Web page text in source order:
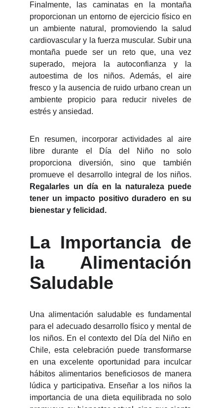
Finalmente, las caminatas en la montaña
proporcionan un entorno de ejercicio físico en
un ambiente natural, promoviendo la salud
cardiovascular y la fuerza muscular. Subir una
montaña puede ser un reto que, una vez
superado, mejora la autoconfianza y la
autoestima de los niños. Además, el aire
fresco y la ausencia de ruido urbano crean un
ambiente propicio para reducir niveles de
estrés y ansiedad.
En resumen, incorporar actividades al aire
libre durante el Día del Niño no solo
proporciona diversión, sino que también
promueve el desarrollo integral de los niños.
Regalarles un día en la naturaleza puede
tener un impacto positivo duradero en su
bienestar y felicidad.
La Importancia de
la Alimentación
Saludable
Una alimentación saludable es fundamental
para el adecuado desarrollo físico y mental de
los niños. En el contexto del Día del Niño en
Chile, esta celebración puede transformarse
en una excelente oportunidad para inculcar
hábitos alimentarios beneficiosos de manera
lúdica y participativa. Enseñar a los niños la
importancia de una dieta equilibrada no solo